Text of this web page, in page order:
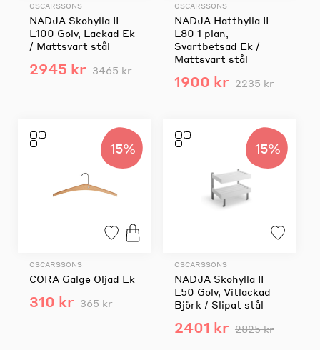
OSCARSSONS
NADJA Skohylla II
L100 Golv, Lackad Ek
/ Mattsvart stål
2945 kr 3465 kr
OSCARSSONS
NADJA Hatthylla II
L80 1 plan,
Svartbetsad Ek /
Mattsvart stål
1900 kr 2235 kr
15%
OSCARSSONS
CORA Galge Oljad Ek
310 kr 365 kr
15%
OSCARSSONS
NADJA Skohylla II
L50 Golv, Vitlackad
Björk / Slipat stål
2401 kr 2825 kr